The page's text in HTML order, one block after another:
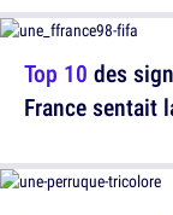
Top 10 des
France sentait